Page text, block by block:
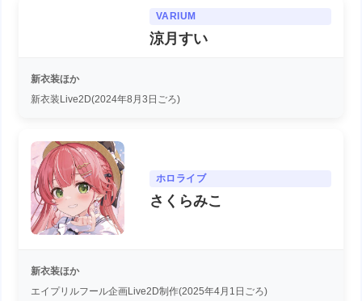
VARIUM
涼月すい
新衣装ほか
新衣装Live2D(2024年8月3日ごろ)
ホロライブ
さくらみこ
新衣装ほか
エイプリルフール企画Live2D制作(2025年4月1日ごろ)